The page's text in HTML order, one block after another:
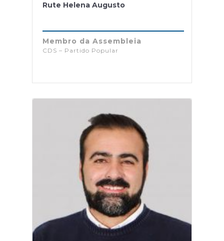
Rute Helena Augusto
Membro da Assembleia
CDS – Partido Popular